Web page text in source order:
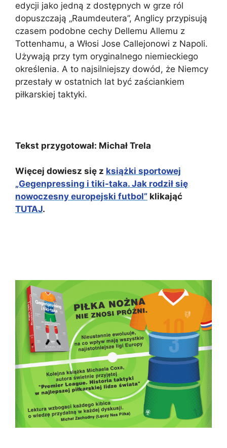
edycji jako jedną z dostępnych w grze ról
dopuszczają „Raumdeutera”, Anglicy przypisują
czasem podobne cechy Dellemu Allemu z
Tottenhamu, a Włosi Jose Callejonowi z Napoli.
Używają przy tym oryginalnego niemieckiego
określenia. A to najsilniejszy dowód, że Niemcy
przestały w ostatnich lat być zaściankiem
piłkarskiej taktyki.
Tekst przygotował: Michał Trela
Więcej dowiesz się z książki sportowej
„Gegenpressing i tiki-taka. Jak rodził się
nowoczesny europejski futbol” klikająć
TUTAJ.